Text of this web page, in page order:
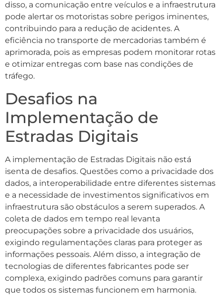
disso, a comunicação entre veículos e a infraestrutura
pode alertar os motoristas sobre perigos iminentes,
contribuindo para a redução de acidentes. A
eficiência no transporte de mercadorias também é
aprimorada, pois as empresas podem monitorar rotas
e otimizar entregas com base nas condições de
tráfego.
Desafios na
Implementação de
Estradas Digitais
A implementação de Estradas Digitais não está
isenta de desafios. Questões como a privacidade dos
dados, a interoperabilidade entre diferentes sistemas
e a necessidade de investimentos significativos em
infraestrutura são obstáculos a serem superados. A
coleta de dados em tempo real levanta
preocupações sobre a privacidade dos usuários,
exigindo regulamentações claras para proteger as
informações pessoais. Além disso, a integração de
tecnologias de diferentes fabricantes pode ser
complexa, exigindo padrões comuns para garantir
que todos os sistemas funcionem em harmonia.